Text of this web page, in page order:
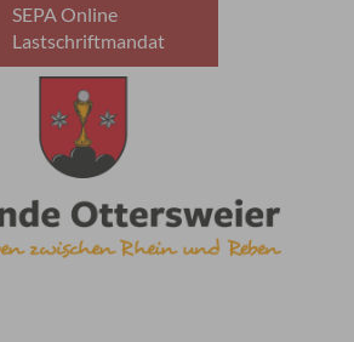
SEPA Online
Lastschriftmandat